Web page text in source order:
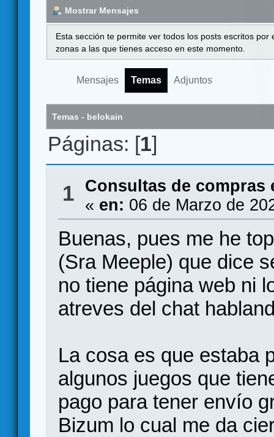
Mostrar Mensajes
Esta sección te permite ver todos los posts escritos
zonas a las que tienes acceso en este momento.
Mensajes Temas Adjuntos
Temas - belokain
Páginas: [1]
1
Consultas de compras
« en: 06 de Marzo de
Buenas, pues me he
(Sra Meeple) que dice
no tiene página web ni
atreves del chat
La cosa es que estaba
algunos juegos que
pago para tener envío
Bizum lo cual me da